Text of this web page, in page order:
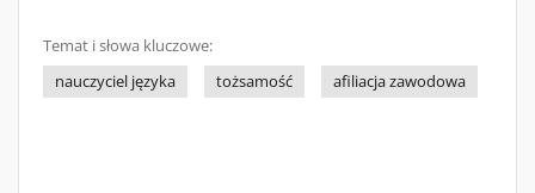
Temat i słowa kluczowe:
nauczyciel języka
tożsamość afiliacja zawodowa